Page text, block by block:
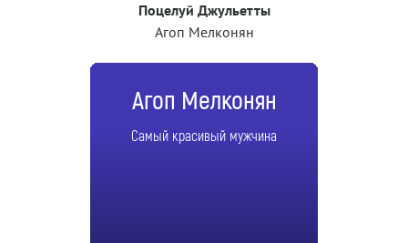
Поцелуй Джульетты
Агоп Мелконян
Агоп Мелконян
Самый красивый мужчина